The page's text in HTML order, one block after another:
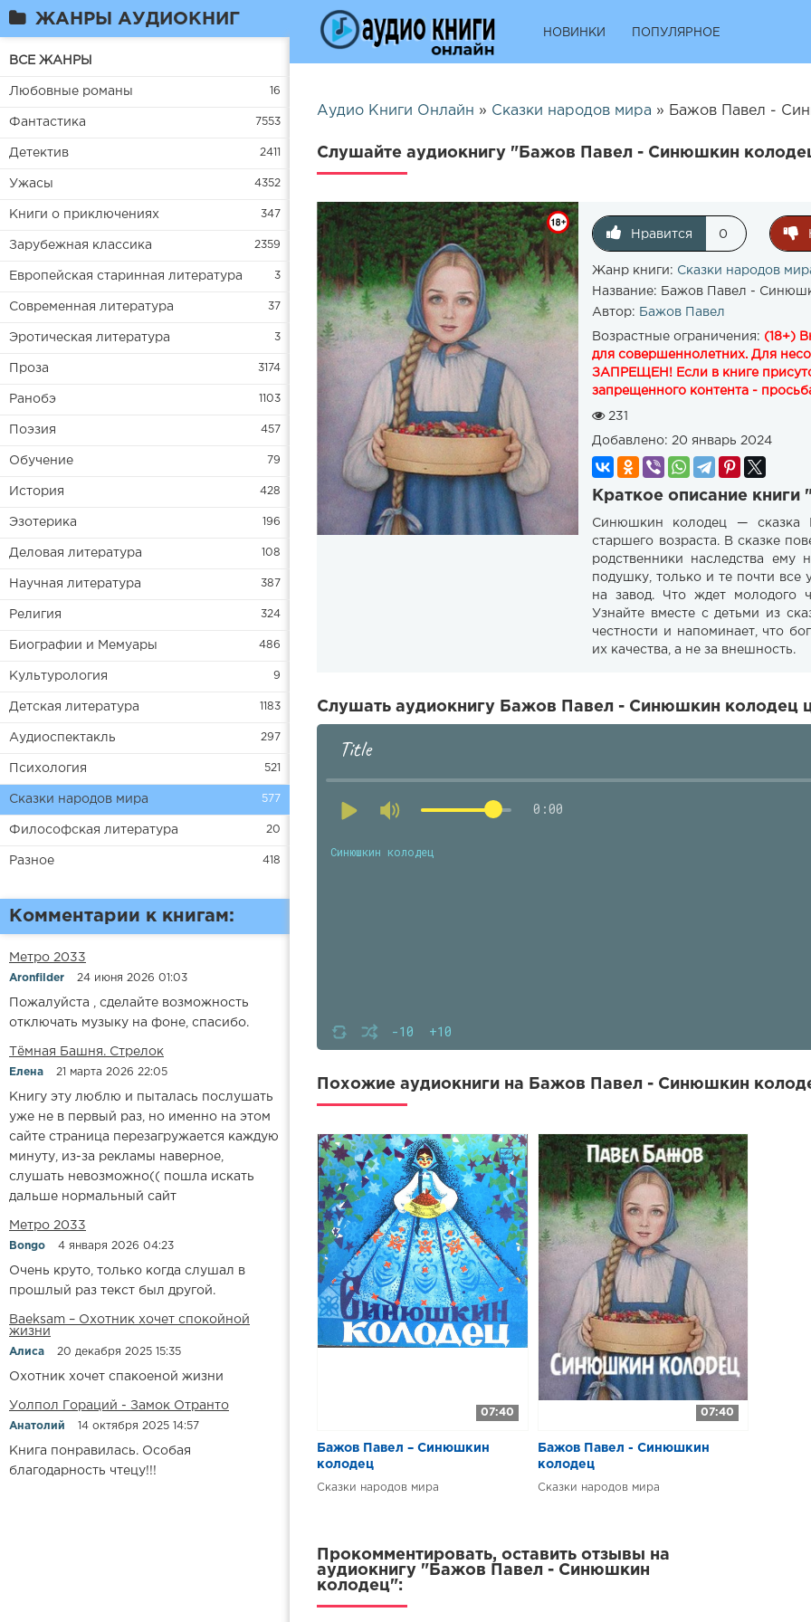
ЖАНРЫ АУДИОКНИГ
ВСЕ ЖАНРЫ
Любовные романы 16
Фантастика 7553
Детектив 2411
Ужасы 4352
Книги о приключениях 347
Зарубежная классика 2359
Европейская старинная литература 3
Современная литература 37
Эротическая литература 3
Проза 3174
Ранобэ 1103
Поэзия 457
Обучение 79
История 428
Эзотерика 196
Деловая литература 108
Научная литература 387
Религия 324
Биографии и Мемуары 486
Культурология 9
Детская литература 1183
Аудиоспектакль 297
Психология 521
Сказки народов мира 577
Философская литература 20
Разное 418
Комментарии к книгам:
Метро 2033
Aronfilder 24 июня 2026 01:03
Пожалуйста , сделайте возможность
отключать музыку на фоне, спасибо.
​​Тёмная Башня. Стрелок
Елена 21 марта 2026 22:05
Книгу эту люблю и пыталась послушать
уже не в первый раз, но именно на этом
сайте страница перезагружается каждую
минуту, из-за рекламы наверное,
слушать невозможно(( пошла искать
дальше нормальный сайт
Метро 2033
Bongo 4 января 2026 04:23
Очень круто, только когда слушал в
прошлый раз текст был другой.
Baeksam – Охотник хочет спокойной
жизни
Алиса 20 декабря 2025 15:35
Охотник хочет спакоеной жизни
Уолпол Гораций - Замок Отранто
Анатолий 14 октября 2025 14:57
Книга понравилась. Особая
благодарность чтецу!!!
НОВИНКИ ПОПУЛЯРНОЕ
Аудио Книги Онлайн » Сказки народов мира » Бажов Павел -
Слушайте аудиокнигу "Бажов Павел - Синюшкин
Нравится 0
Жанр книги: Сказки народов
Название: Бажов Павел -
Автор: Бажов Павел
Возрастные ограничения: (18+)
для совершеннолетних. Для
ЗАПРЕЩЕН! Если в книге
запрещенного контента -
231
Добавлено: 20 январь 2024
Краткое описание
Синюшкин колодец — сказка
старшего возраста. В сказке
родственники наследства
подушку, только и те почти все
на завод. Что ждет молодого
Узнайте вместе с детьми из
честности и напоминает, что
их качества, а не за внешность.
Слушать аудиокнигу Бажов Павел - Синюшкин колодец
Title
0:00
-10 +10
Синюшкин колодец
Похожие аудиокниги на Бажов Павел - Синюшкин
07:40
Бажов Павел – Синюшкин
колодец
Сказки народов мира
07:40
Бажов Павел - Синюшкин
колодец
Сказки народов мира
Прокомментировать, оставить отзывы на
аудиокнигу "Бажов Павел - Синюшкин
колодец":